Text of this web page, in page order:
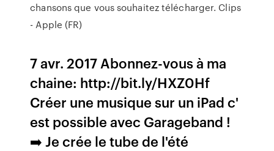
chansons que vous souhaitez télécharger. Clips
- Apple (FR)
7 avr. 2017 Abonnez-vous à ma
chaine: http://bit.ly/HXZ0Hf
Créer une musique sur un iPad c'
est possible avec Garageband !
➡️ Je crée le tube de l'été